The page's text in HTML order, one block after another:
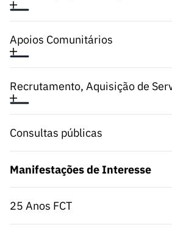
Apoios Comunitários
Recrutamento, Aquisição de
Consultas públicas
Manifestações de Interesse
25 Anos FCT